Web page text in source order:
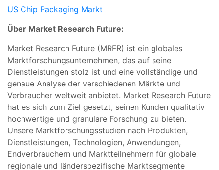
US Chip Packaging Markt
Über Market Research Future:
Market Research Future (MRFR) ist ein globales
Marktforschungsunternehmen, das auf seine
Dienstleistungen stolz ist und eine vollständige und
genaue Analyse der verschiedenen Märkte und
Verbraucher weltweit anbietet. Market Research Future
hat es sich zum Ziel gesetzt, seinen Kunden qualitativ
hochwertige und granulare Forschung zu bieten.
Unsere Marktforschungsstudien nach Produkten,
Dienstleistungen, Technologien, Anwendungen,
Endverbrauchern und Marktteilnehmern für globale,
regionale und länderspezifische Marktsegmente